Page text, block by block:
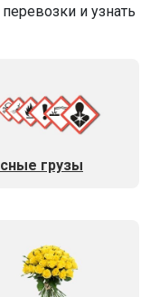
и узнать
грузы